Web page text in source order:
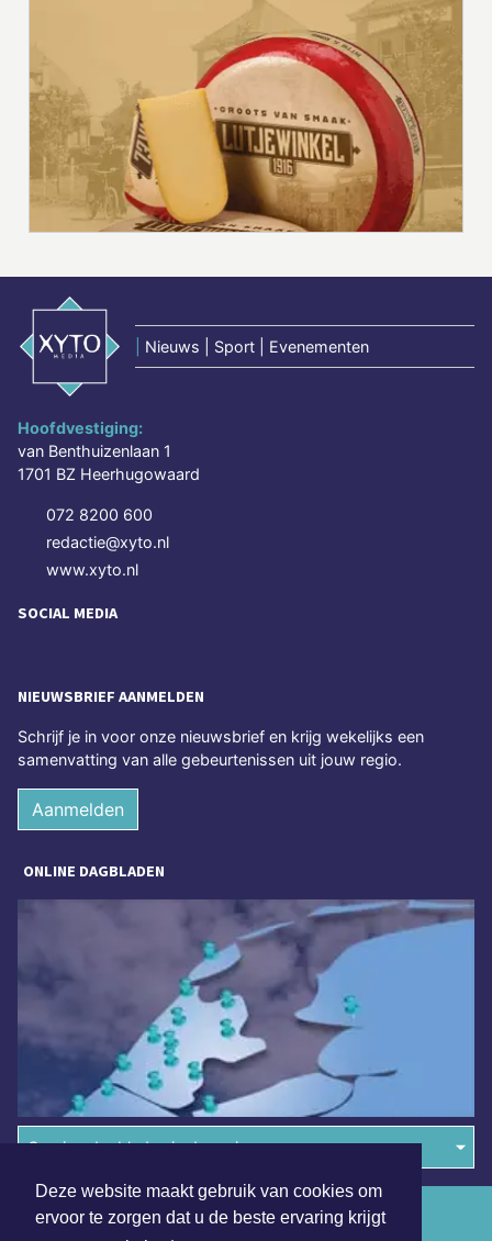
Deze website maakt gebruik van cookies om
ervoor te zorgen dat u de beste ervaring krijgt
Nieuws | Sport | Evenementen
Hoofdvestiging:
van Benthuizenlaan 1
1701 BZ Heerhugowaard
072 8200 600
redactie@xyto.nl
www.xyto.nl
SOCIAL MEDIA
NIEUWSBRIEF AANMELDEN
Schrijf je in voor onze nieuwsbrief en krijg wekelijks een
samenvatting van alle gebeurtenissen uit jouw regio.
Aanmelden
ONLINE DAGBLADEN
Overige dagbladen in de regio
Algemene voorwaarden